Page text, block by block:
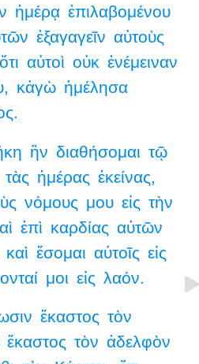
ἡμέρᾳ ἐπιλαβομένου
ἐξαγαγεῖν αὐτοὺς
ὅτι αὐτοὶ οὐκ ἐνέμειναν
κἀγὼ ἠμέλησα
ἣν διαθήσομαι τῷ
τὰς ἡμέρας ἐκείνας,
νόμους μου εἰς τὴν
ἐπὶ καρδίας αὐτῶν
καὶ ἔσομαι αὐτοῖς εἰς
μοι εἰς λαόν.
ἕκαστος τὸν
ἕκαστος τὸν ἀδελφὸν